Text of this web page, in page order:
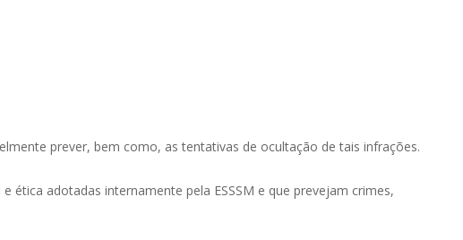
prever, bem como, as tentativas de ocultação de tais infrações.
adotadas internamente pela ESSSM e que prevejam crimes,